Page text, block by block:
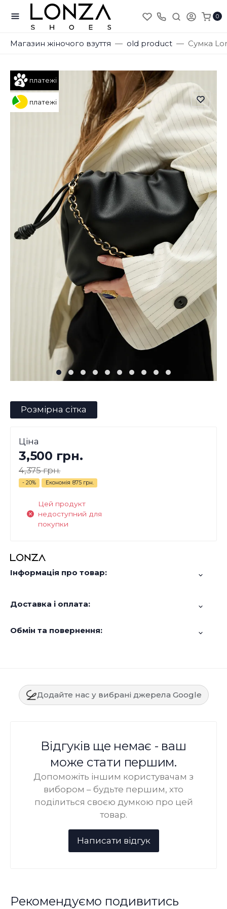
0
Магазин жіночого взуття old product Сумка
платежі
платежі
Розмірна сітка
Ціна
3,500 грн.
4,375 грн.
- 20% Економія 875 грн.
Цей продукт
недоступний для
покупки
Інформація про товар:
Доставка і оплата:
Обмін та повернення:
Додайте нас у вибрані джерела Google
Відгуків ще немає - ваш
може стати першим.
Допоможіть іншим користувачам з
вибором – будьте першим, хто
поділиться своєю думкою про цей
товар.
Рекомендуємо подивитись